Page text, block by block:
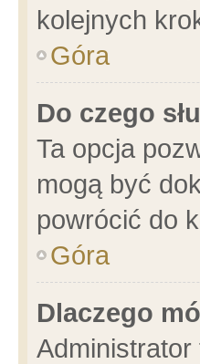
kolejnych
Góra
Do czego
Ta opcja
mogą być
powrócić do
Góra
Dlaczego
Administrator